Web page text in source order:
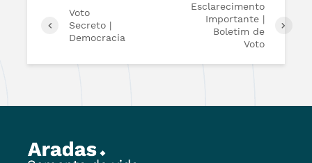
Voto
Secreto |
Democracia
Esclarecimento
Importante |
Boletim de
Voto